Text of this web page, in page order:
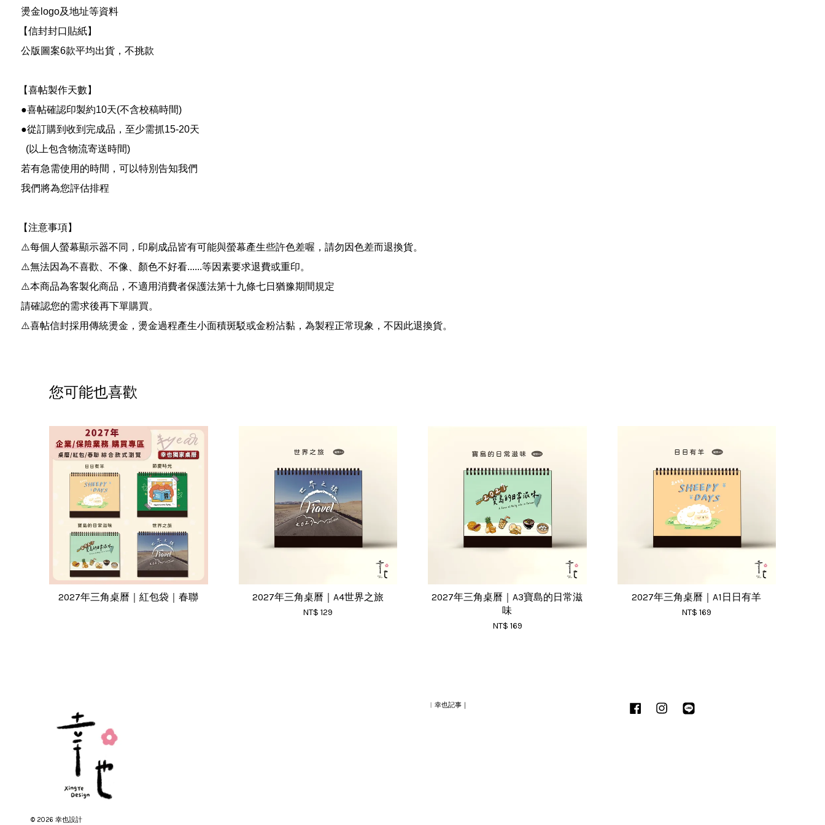
燙金logo及地址等資料
【信封封口貼紙】
公版圖案6款平均出貨，不挑款
【喜帖製作天數】
●喜帖確認印製約10天(不含校稿時間)
●從訂購到收到完成品，至少需抓15-20天
(以上包含物流寄送時間)
若有急需使用的時間，可以特別告知我們
我們將為您評估排程
【注意事項】
⚠️每個人螢幕顯示器不同，印刷成品皆有可能與螢幕產生些許色差喔，請勿因色差而退換貨。
⚠️無法因為不喜歡、不像、顏色不好看......等因素要求退費或重印。
⚠️本商品為客製化商品，不適用消費者保護法第十九條七日猶豫期間規定
請確認您的需求後再下單購買。
⚠️喜帖信封採用傳統燙金，燙金過程產生小面積斑駁或金粉沾黏，為製程正常現象，不因此退換貨。
您可能也喜歡
2027年三角桌曆｜紅包袋｜春聯 2027年三角桌曆｜A4世界之旅
NT$ 129
2027年三角桌曆｜A3寶島的日常滋
味
NT$ 169
2027年三角桌曆｜A1日日有羊
NT$ 169
© 2026 幸也設計
︱幸也記事｜ Facebook Instagram